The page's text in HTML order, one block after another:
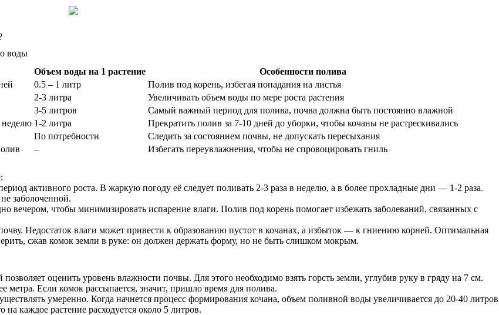
Объем воды на 1 растение
Особенности полива
0.5 – 1 литр
Полив под корень, избегая попадания на листья
2-3 литра
Увеличивать объем воды по мере роста растения
3-5 литров
Самый важный период для полива, почва должна быть постоянно влажной
неделю 1-2 литра
Прекратить полив за 7-10 дней до уборки, чтобы кочаны не растрескивались
По потребности
Следить за состоянием почвы, не допускать пересыхания
– Избегать переувлажнения, чтобы не спровоцировать гниль
активного роста. В жаркую погоду её следует поливать 2-3 раза в неделю, а в более прохладные дни — 1-2 раза.
заболоченной.
вечером, чтобы минимизировать испарение влаги. Полив под корень помогает избежать заболеваний, связанных с
Недостаток влаги может привести к образованию пустот в кочанах, а избыток — к гниению корней. Оптимальная
сжав комок земли в руке: он должен держать форму, но не быть слишком мокрым.
оценить уровень влажности почвы. Для этого необходимо взять горсть земли, углубив руку в гряду на 7 см.
Если комок рассыпается, значит, пришло время для полива.
умеренно. Когда начнется процесс формирования кочана, объем поливной воды увеличивается до 20-40 литров
каждое растение расходуется около 5 литров.